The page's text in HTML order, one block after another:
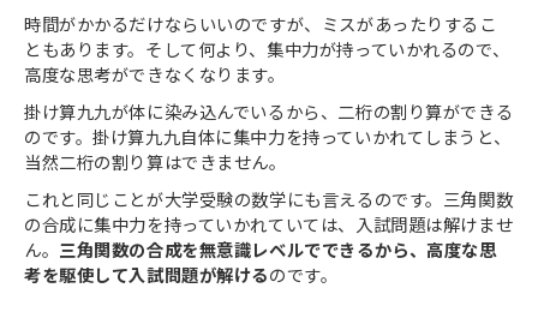
時間がかかるだけならいいのですが、ミスがあったりするこ
ともあります。そして何より、集中力が持っていかれるので、
高度な思考ができなくなります。
掛け算九九が体に染み込んでいるから、二桁の割り算ができる
のです。掛け算九九自体に集中力を持っていかれてしまうと、
当然二桁の割り算はできません。
これと同じことが大学受験の数学にも言えるのです。三角関数
の合成に集中力を持っていかれていては、入試問題は解けませ
ん。 三角関数の合成を無意識レベルでできるから、高度な思
考を駆使して入試問題が解けるのです。